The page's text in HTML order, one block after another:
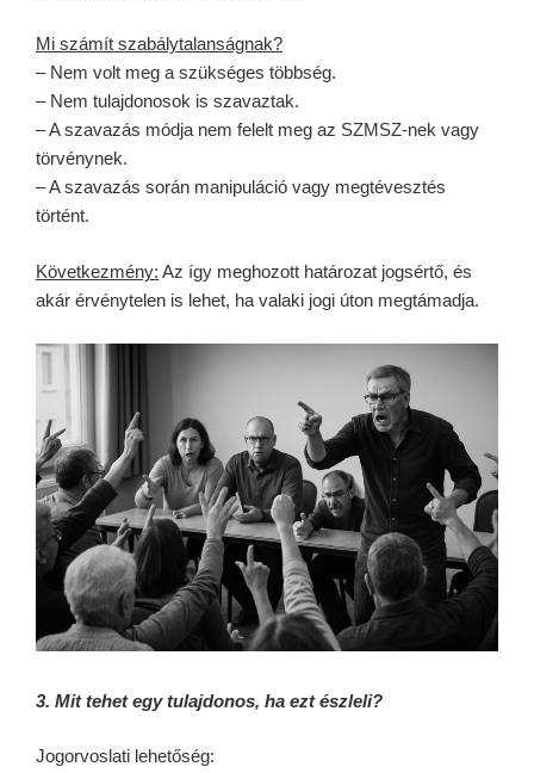
Mi számít szabálytalanságnak?
– Nem volt meg a szükséges többség.
– Nem tulajdonosok is szavaztak.
– A szavazás módja nem felelt meg az SZMSZ-nek vagy
törvénynek.
– A szavazás során manipuláció vagy megtévesztés
történt.
Következmény: Az így meghozott határozat jogsértő, és
akár érvénytelen is lehet, ha valaki jogi úton megtámadja.
3. Mit tehet egy tulajdonos, ha ezt észleli?
Jogorvoslati lehetőség: